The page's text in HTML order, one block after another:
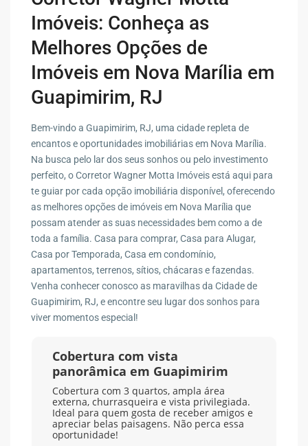
Imóveis: Conheça as
Melhores Opções de
Imóveis em Nova Marília em
Guapimirim, RJ
Bem-vindo a Guapimirim, RJ, uma cidade repleta de
encantos e oportunidades imobiliárias em Nova Marília.
Na busca pelo lar dos seus sonhos ou pelo investimento
perfeito, o Corretor Wagner Motta Imóveis está aqui para
te guiar por cada opção imobiliária disponível, oferecendo
as melhores opções de imóveis em Nova Marília que
possam atender as suas necessidades bem como a de
toda a família. Casa para comprar, Casa para Alugar,
Casa por Temporada, Casa em condomínio,
apartamentos, terrenos, sítios, chácaras e fazendas.
Venha conhecer conosco as maravilhas da Cidade de
Guapimirim, RJ, e encontre seu lugar dos sonhos para
viver momentos especial!
Cobertura com vista
panorâmica em Guapimirim
Cobertura com 3 quartos, ampla área
externa, churrasqueira e vista privilegiada.
Ideal para quem gosta de receber amigos e
apreciar belas paisagens. Não perca essa
oportunidade!